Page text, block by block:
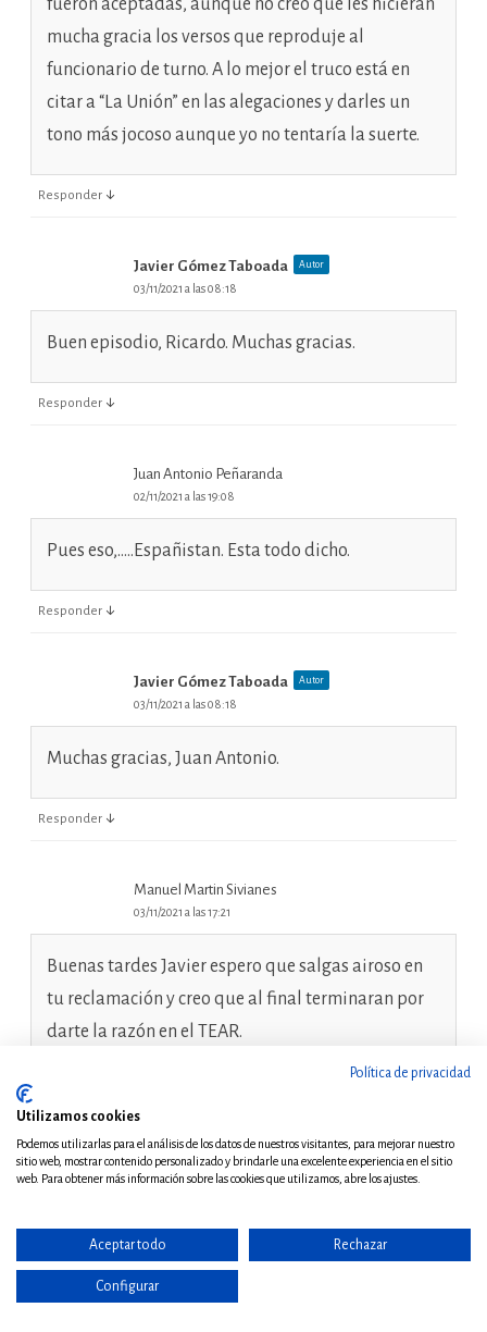
fueron aceptadas, aunque no creo que les hicieran
mucha gracia los versos que reproduje al
funcionario de turno. A lo mejor el truco está en
citar a “La Unión” en las alegaciones y darles un
tono más jocoso aunque yo no tentaría la suerte.
Responder ↓
Javier Gómez Taboada Autor
03/11/2021 a las 08:18
Buen episodio, Ricardo. Muchas gracias.
Responder ↓
Juan Antonio Peñaranda
02/11/2021 a las 19:08
Pues eso,…..Españistan. Esta todo dicho.
Responder ↓
Javier Gómez Taboada Autor
03/11/2021 a las 08:18
Muchas gracias, Juan Antonio.
Responder ↓
Manuel Martin Sivianes
03/11/2021 a las 17:21
Buenas tardes Javier espero que salgas airoso en
tu reclamación y creo que al final terminaran por
darte la razón en el TEAR.
Respecto a la sentencia del TC sobre la plusvalía
los procedentes de la Administración
cuanto actos administrativos, pero las
autoliquidaciones como proceden de los
particulares solo pueden encontrarse en alguna de
Política de privacidad
Utilizamos cookies
Podemos utilizarlas para el análisis de los datos de nuestros visitantes, para mejorar nuestro
sitio web, mostrar contenido personalizado y brindarle una excelente experiencia en el sitio
web. Para obtener más información sobre las cookies que utilizamos, abre los ajustes.
Aceptar todo Rechazar
Configurar